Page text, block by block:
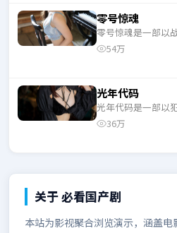
零号惊魂
零号惊魂是一部以
机、反转与人物成
54万
光年代码
光年代码是一部以
机、反转与人物成
36万
关于必看国产剧
本站为影视聚合浏览演示，涵盖